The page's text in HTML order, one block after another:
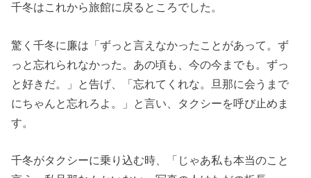
千冬はこれから旅館に戻るところでした。
驚く千冬に廉は「ずっと言えなかったことがあって。ず
っと忘れられなかった。あの頃も、今の今までも。ずっ
と好きだ。」と告げ、「忘れてくれな。旦那に会うまで
にちゃんと忘れろよ。」と言い、タクシーを呼び止めま
す。
千冬がタクシーに乗り込む時、「じゃあ私も本当のこと